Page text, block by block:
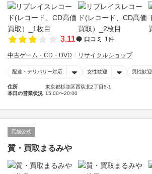
3.11 口コミ 1件
中古ゲーム・CD・DVD リサイクルショップ
配達・デリバリー対応 女性歓迎 男性歓迎
住所
東京都杉並区西荻北2丁目5-1
本日の営業状況 15:00〜20:00
店舗公式
質・買取まるみや